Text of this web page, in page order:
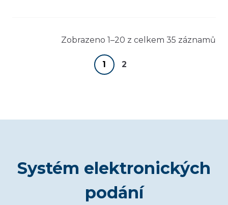
Zobrazeno 1–20 z celkem 35 záznamů
1 2
Systém elektronických
podání